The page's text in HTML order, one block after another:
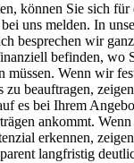
können Sie sich für
uns melden. In
besprechen wir
befinden, wo
müssen. Wenn wir
zu beauftragen,
es bei Ihrem
ankommt.
erkennen,
langfristig